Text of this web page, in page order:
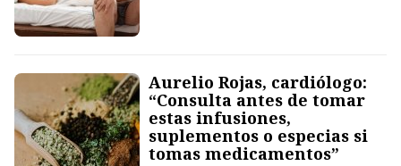
Aurelio Rojas, cardiólogo:
“Consulta antes de tomar
estas infusiones,
suplementos o especias si
tomas medicamentos”